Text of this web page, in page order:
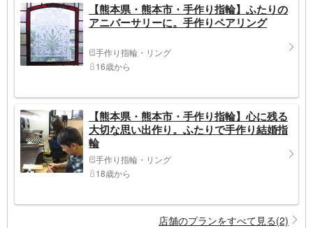
【熊本県・熊本市・手作り指輪】ふたりの
アニバーサリーに。手作りペアリング
手作り指輪・リング
16歳から
【熊本県・熊本市・手作り指輪】心に残る
大切な思い出作り。ふたりで手作り結婚指
輪
手作り指輪・リング
18歳から
店舗のプランをすべて見る(2)